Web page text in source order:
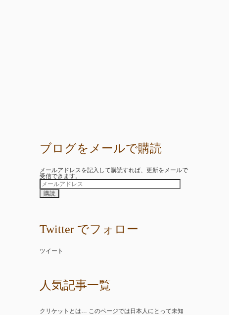
ブログをメールで購読
メールアドレスを記入して購読すれば、更新をメールで
受信できます。
メ
ー
ル
ア
Twitter でフォロー
ツイート
人気記事一覧
クリケットとは… このページでは日本人にとって未知